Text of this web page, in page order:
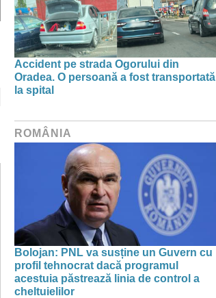
Accident pe strada Ogorului din
Oradea. O persoană a fost transportată
la spital
ROMÂNIA
Bolojan: PNL va susține un Guvern cu
profil tehnocrat dacă programul
acestuia păstrează linia de control a
cheltuielilor